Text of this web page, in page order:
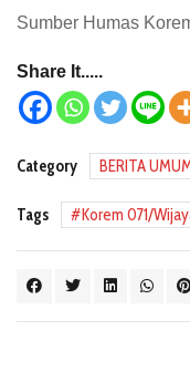
Sumber Humas
Share It.....
Category BERITA
Tags Korem 071/